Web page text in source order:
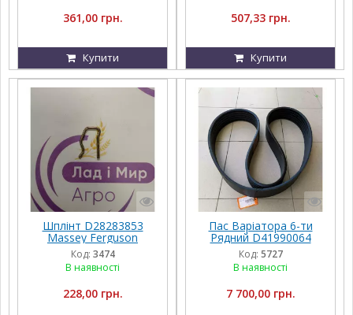
361,00 грн.
Купити
507,33 грн.
Купити
Шплінт D28283853
Massey Ferguson
Код: 3474
В наявності
228,00 грн.
Пас Варіатора 6-ти
Рядний D41990064
Massey Ferguson 6B
BP/H-3315
Код: 5727
В наявності
7 700,00 грн.